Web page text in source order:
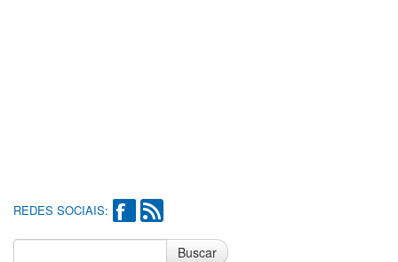
REDES SOCIAIS:
Buscar